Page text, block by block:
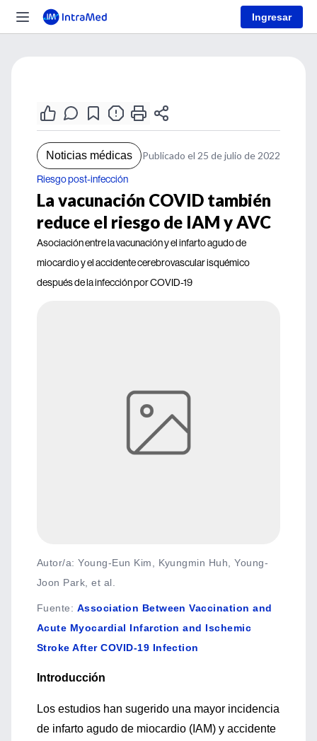
Ingresar
Noticias médicas Publicado el 25 de julio de 2022
Riesgo post-infección
La vacunación COVID también
reduce el riesgo de IAM y AVC
Asociación entre la vacunación y el infarto agudo de
miocardio y el accidente cerebrovascular isquémico
después de la infección por COVID-19
Autor/a: Young-Eun Kim, Kyungmin Huh, Young-
Joon Park, et al.
Fuente: Association Between Vaccination and
Acute Myocardial Infarction and Ischemic
Stroke After COVID-19 Infection
Introducción
Los estudios han sugerido una mayor incidencia
de infarto agudo de miocardio (IAM) y accidente